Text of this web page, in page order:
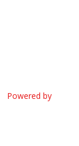
Powered by